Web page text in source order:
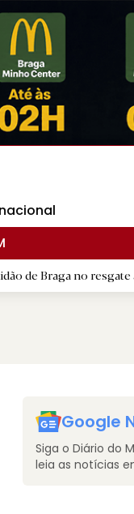
Braga
resgate animal |
Google
Siga o Diário do
leia as notícias